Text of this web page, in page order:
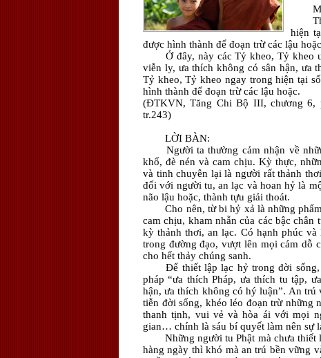
hiện
được hình thành để đoạn trừ các lậu
Ở đây, này các Tỷ kheo, Tỷ kheo
viễn ly, ưa thích không có sân hận, ưa
Tỷ kheo, Tỷ kheo ngay trong hiện tại
hình thành để đoạn trừ các lậu hoặc.
(ĐTKVN, Tăng Chi Bộ III, chương 6,
tr.243)
LỜI BÀN:
Người ta thường cảm nhận về
khổ, đè nén và cam chịu. Kỳ thực,
và tinh chuyên lại là người rất thảnh
đối với người tu, an lạc và hoan hỷ là
não lậu hoặc, thành tựu giải thoát.
Cho nên, từ bi hỷ xả là những
cam chịu, kham nhẫn của các bậc
kỳ thảnh thơi, an lạc. Có hạnh phúc
trong đường đạo, vượt lên mọi cám dỗ
cho hết thảy chúng sanh.
Để thiết lập lạc hỷ trong đời
pháp “ưa thích Pháp, ưa thích tu tập,
hận, ưa thích không có hý luận”. An trú
tiễn đời sống, khéo léo đoạn trừ những
thanh tịnh, vui vẻ và hòa ái với mọi
gian… chính là sáu bí quyết làm nên sự
Những người tu Phật mà chưa
hàng ngày thì khó mà an trú bền vững